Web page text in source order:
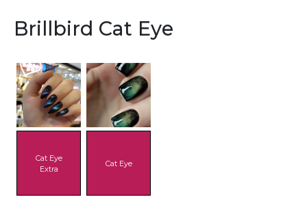
Brillbird Cat Eye
Cat Eye
Extra
Cat Eye